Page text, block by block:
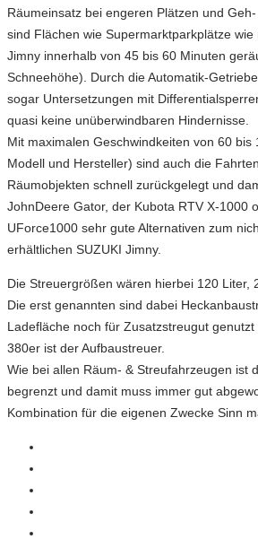
Räumeinsatz bei engeren Plätzen und
sind Flächen wie Supermarktparkplätze wie
Jimny innerhalb von 45 bis 60 Minuten
Schneehöhe). Durch die Automatik-
sogar Untersetzungen mit
quasi keine unüberwindbaren Hindernisse.
Mit maximalen Geschwindkeiten von 60 bis
Modell und Hersteller) sind auch die
Räumobjekten schnell zurückgelegt und
JohnDeere Gator, der Kubota RTV X-1000
UForce1000 sehr gute Alternativen zum
erhältlichen SUZUKI Jimny.
Die Streuergrößen wären hierbei 120 Liter,
Die erst genannten sind dabei
Ladefläche noch für Zusatzstreugut
380er ist der Aufbaustreuer.
Wie bei allen Räum- & Streufahrzeugen ist
begrenzt und damit muss immer gut
Kombination für die eigenen Zwecke Sinn